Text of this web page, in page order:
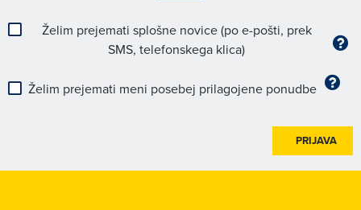
Želim prejemati splošne novice (po e-pošti, prek
SMS, telefonskega klica)
Želim prejemati meni posebej prilagojene ponudbe
PRIJAVA